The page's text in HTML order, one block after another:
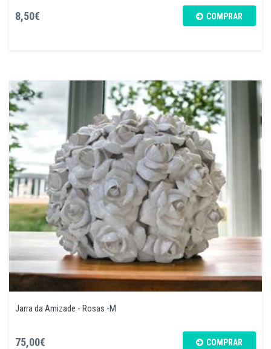
8,50€ COMPRAR
Jarra da Amizade - Rosas -M
75,00€ COMPRAR